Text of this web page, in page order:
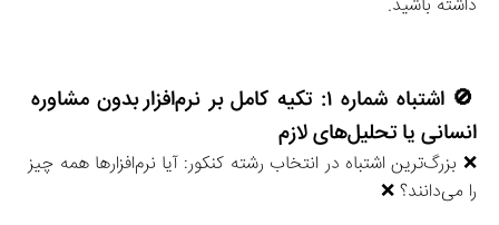
داشته باشید.
🚫 اشتباه شماره ۱: تکیه کامل بر نرم‌افزار بدون مشاوره
انسانی یا تحلیل‌های لازم
❌ بزرگ‌ترین اشتباه در انتخاب رشته کنکور: آیا نرم‌افزارها همه چیز
را می‌دانند؟ ❌